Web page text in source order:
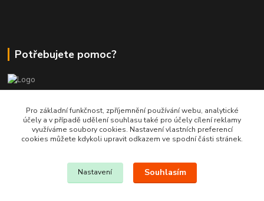
Potřebujete pomoc?
+420 380 830 198
wokas.online@yahoo.cz
Pro základní funkčnost, zpříjemnění používání webu, analytické
účely a v případě udělení souhlasu také pro účely cílení reklamy
využíváme soubory cookies. Nastavení vlastních preferencí
cookies můžete kdykoli upravit odkazem ve spodní části stránek.
Nastavení Souhlasím